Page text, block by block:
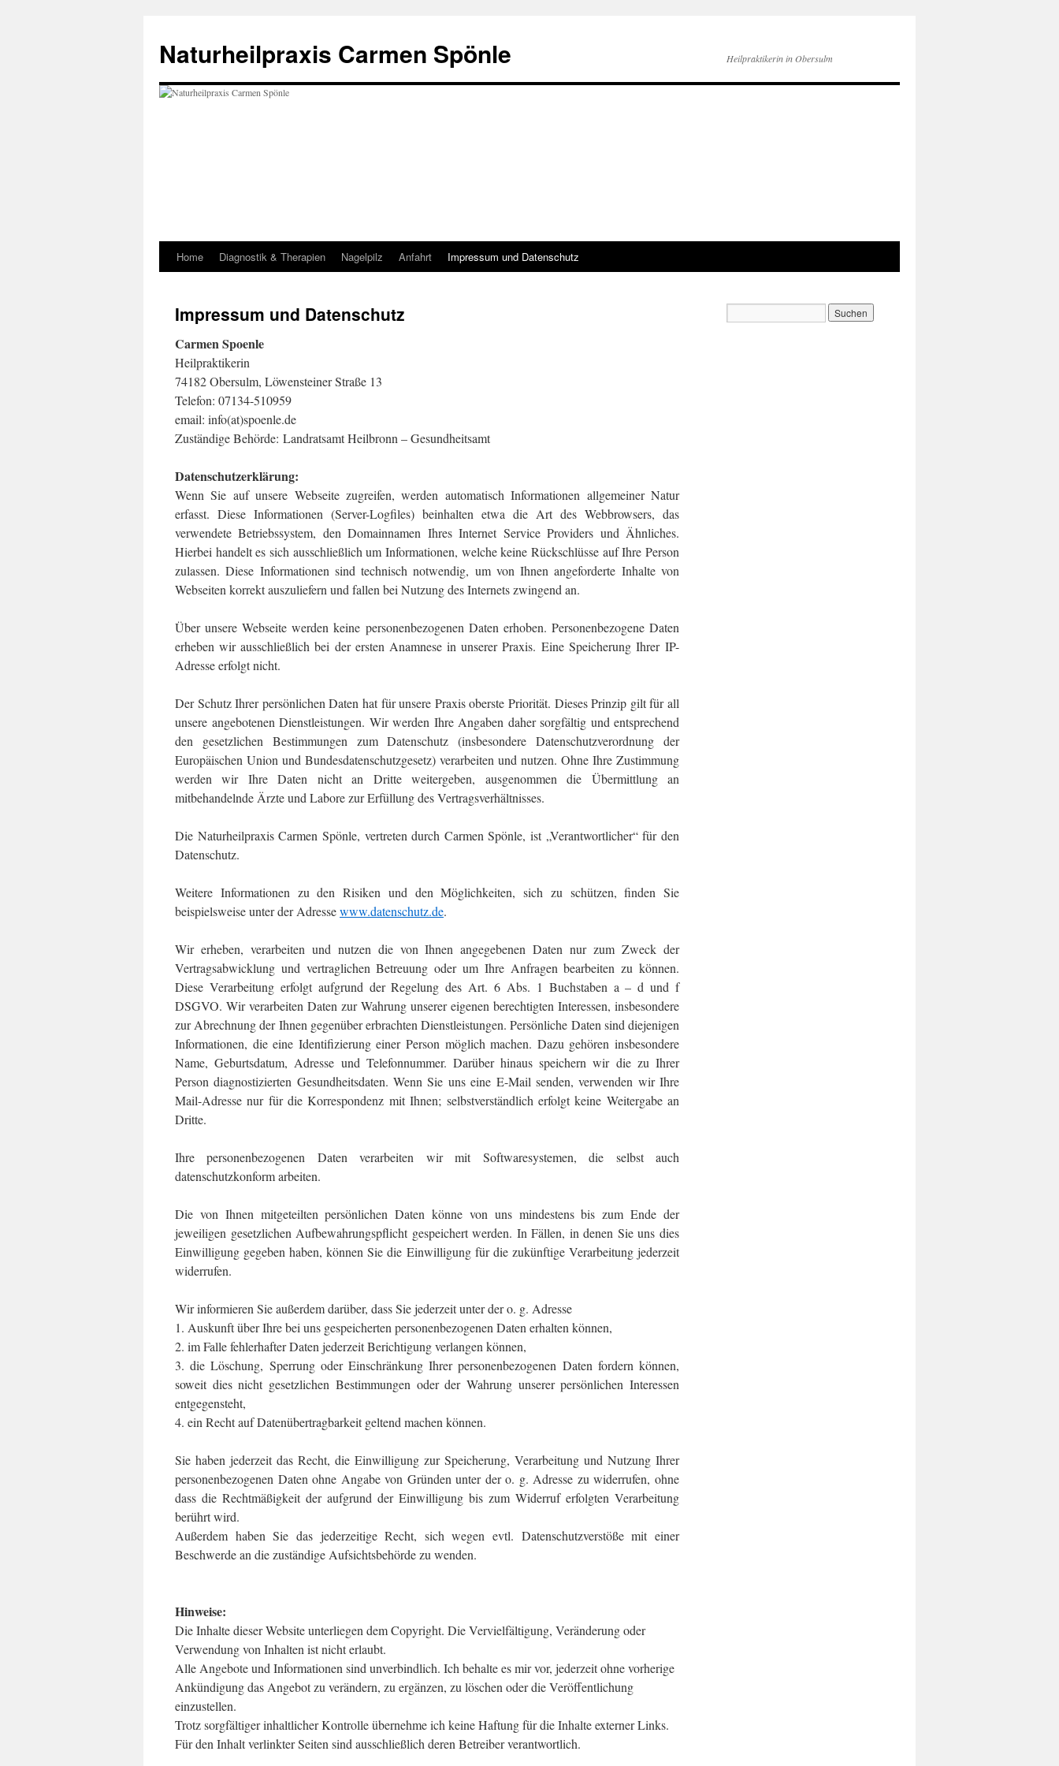
springen
Naturheilpraxis Carmen Spönle Heilpraktikerin in Obersulm
Home Diagnostik & Therapien Nagelpilz Anfahrt Impressum und Datenschutz
Impressum und Datenschutz
Carmen Spoenle
Heilpraktikerin
74182 Obersulm, Löwensteiner Straße 13
Telefon: 07134-510959
email: info(at)spoenle.de
Zuständige Behörde: Landratsamt Heilbronn – Gesundheitsamt
Datenschutzerklärung:
Wenn Sie auf unsere Webseite zugreifen, werden automatisch Informationen allgemeiner Natur
erfasst. Diese Informationen (Server-Logfiles) beinhalten etwa die Art des Webbrowsers, das
verwendete Betriebssystem, den Domainnamen Ihres Internet Service Providers und Ähnliches.
Hierbei handelt es sich ausschließlich um Informationen, welche keine Rückschlüsse auf Ihre Person
zulassen. Diese Informationen sind technisch notwendig, um von Ihnen angeforderte Inhalte von
Webseiten korrekt auszuliefern und fallen bei Nutzung des Internets zwingend an.
Über unsere Webseite werden keine personenbezogenen Daten erhoben. Personenbezogene Daten
erheben wir ausschließlich bei der ersten Anamnese in unserer Praxis. Eine Speicherung Ihrer IP-
Adresse erfolgt nicht.
Der Schutz Ihrer persönlichen Daten hat für unsere Praxis oberste Priorität. Dieses Prinzip gilt für all
unsere angebotenen Dienstleistungen. Wir werden Ihre Angaben daher sorgfältig und entsprechend
den gesetzlichen Bestimmungen zum Datenschutz (insbesondere Datenschutzverordnung der
Europäischen Union und Bundesdatenschutzgesetz) verarbeiten und nutzen. Ohne Ihre Zustimmung
werden wir Ihre Daten nicht an Dritte weitergeben, ausgenommen die Übermittlung an
mitbehandelnde Ärzte und Labore zur Erfüllung des Vertragsverhältnisses.
Die Naturheilpraxis Carmen Spönle, vertreten durch Carmen Spönle, ist „Verantwortlicher“ für den
Datenschutz.
Weitere Informationen zu den Risiken und den Möglichkeiten, sich zu schützen, finden Sie
beispielsweise unter der Adressewww.datenschutz.de.
Wir erheben, verarbeiten und nutzen die von Ihnen angegebenen Daten nur zum Zweck der
Vertragsabwicklung und vertraglichen Betreuung oder um Ihre Anfragen bearbeiten zu können.
Diese Verarbeitung erfolgt aufgrund der Regelung des Art. 6 Abs. 1 Buchstaben a – d und f
DSGVO. Wir verarbeiten Daten zur Wahrung unserer eigenen berechtigten Interessen, insbesondere
zur Abrechnung der Ihnen gegenüber erbrachten Dienstleistungen. Persönliche Daten sind diejenigen
Informationen, die eine Identifizierung einer Person möglich machen. Dazu gehören insbesondere
Name, Geburtsdatum, Adresse und Telefonnummer. Darüber hinaus speichern wir die zu Ihrer
Person diagnostizierten Gesundheitsdaten. Wenn Sie uns eine E-Mail senden, verwenden wir Ihre
Mail-Adresse nur für die Korrespondenz mit Ihnen; selbstverständlich erfolgt keine Weitergabe an
Dritte.
Ihre personenbezogenen Daten verarbeiten wir mit Softwaresystemen, die selbst auch
datenschutzkonform arbeiten.
Die von Ihnen mitgeteilten persönlichen Daten könne von uns mindestens bis zum Ende der
jeweiligen gesetzlichen Aufbewahrungspflicht gespeichert werden. In Fällen, in denen Sie uns dies
Einwilligung gegeben haben, können Sie die Einwilligung für die zukünftige Verarbeitung jederzeit
widerrufen.
Wir informieren Sie außerdem darüber, dass Sie jederzeit unter der o. g. Adresse
1. Auskunft über Ihre bei uns gespeicherten personenbezogenen Daten erhalten können,
2. im Falle fehlerhafter Daten jederzeit Berichtigung verlangen können,
3. die Löschung, Sperrung oder Einschränkung Ihrer personenbezogenen Daten fordern können,
soweit dies nicht gesetzlichen Bestimmungen oder der Wahrung unserer persönlichen Interessen
entgegensteht,
4. ein Recht auf Datenübertragbarkeit geltend machen können.
Sie haben jederzeit das Recht, die Einwilligung zur Speicherung, Verarbeitung und Nutzung Ihrer
personenbezogenen Daten ohne Angabe von Gründen unter der o. g. Adresse zu widerrufen, ohne
dass die Rechtmäßigkeit der aufgrund der Einwilligung bis zum Widerruf erfolgten Verarbeitung
berührt wird.
Außerdem haben Sie das jederzeitige Recht, sich wegen evtl. Datenschutzverstöße mit einer
Beschwerde an die zuständige Aufsichtsbehörde zu wenden.
Hinweise:
Die Inhalte dieser Website unterliegen dem Copyright. Die Vervielfältigung, Veränderung oder
Verwendung von Inhalten ist nicht erlaubt.
Alle Angebote und Informationen sind unverbindlich. Ich behalte es mir vor, jederzeit ohne vorherige
Ankündigung das Angebot zu verändern, zu ergänzen, zu löschen oder die Veröffentlichung
einzustellen.
Trotz sorgfältiger inhaltlicher Kontrolle übernehme ich keine Haftung für die Inhalte externer Links.
Für den Inhalt verlinkter Seiten sind ausschließlich deren Betreiber verantwortlich.